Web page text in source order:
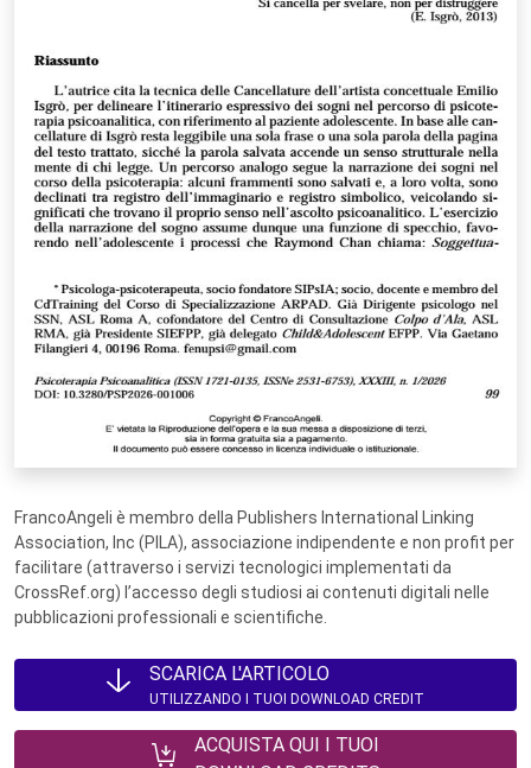
FrancoAngeli è membro della Publishers International Linking
Association, Inc (PILA), associazione indipendente e non profit per
facilitare (attraverso i servizi tecnologici implementati da
CrossRef.org) l’accesso degli studiosi ai contenuti digitali nelle
pubblicazioni professionali e scientifiche.
SCARICA L'ARTICOLO
UTILIZZANDO I TUOI DOWNLOAD CREDIT
ACQUISTA QUI I TUOI